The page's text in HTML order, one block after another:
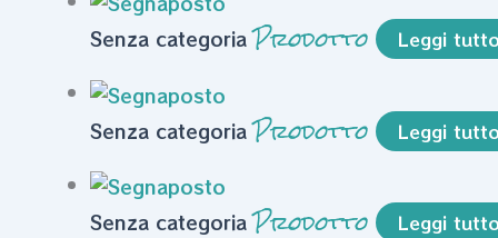
Senza categoriaProdotto Leggi tutto
Senza categoriaProdotto Leggi tutto
Senza categoriaProdotto Leggi tutto